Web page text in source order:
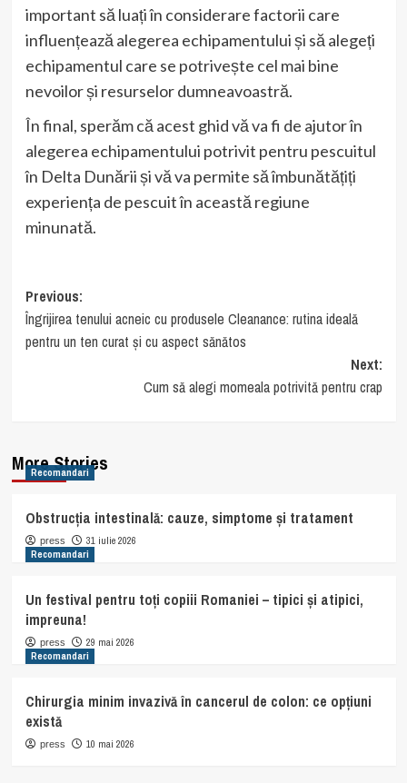
important să luați în considerare factorii care
influențează alegerea echipamentului și să alegeți
echipamentul care se potrivește cel mai bine
nevoilor și resurselor dumneavoastră.
În final, sperăm că acest ghid vă va fi de ajutor în
alegerea echipamentului potrivit pentru pescuitul
în Delta Dunării și vă va permite să îmbunătățiți
experiența de pescuit în această regiune
minunată.
Post
navigation
Previous:
Îngrijirea tenului acneic cu produsele Cleanance: rutina ideală
pentru un ten curat și cu aspect sănătos
Next:
Cum să alegi momeala potrivită pentru crap
More Stories
Recomandari
Obstrucția intestinală: cauze, simptome și tratament
press
31 iulie 2026
Recomandari
Un festival pentru toți copiii Romaniei – tipici și atipici,
impreuna!
press
29 mai 2026
Recomandari
Chirurgia minim invazivă în cancerul de colon: ce opțiuni
există
press 10 mai 2026